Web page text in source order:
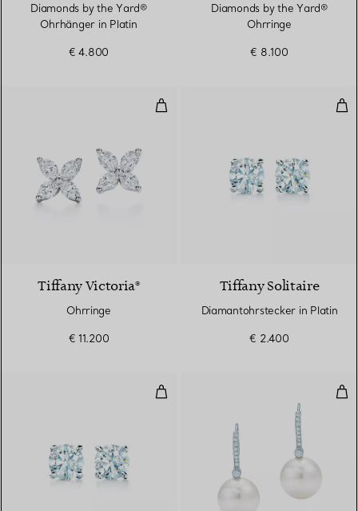
Diamonds by the Yard®
Ohrhänger in Platin
€ 4.800
Diamonds by the Yard®
Ohrringe
€ 8.100
Ohrringe
Tiffany Victoria®
Ohrringe
€ 11.200
Tiffany Solitaire
Diamantohrstecker in Platin
€ 2.400
Diamantohrringe